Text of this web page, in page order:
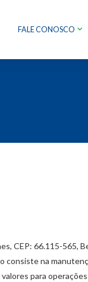
FALE CONOSCO
CEP: 66.115-565,
na
para